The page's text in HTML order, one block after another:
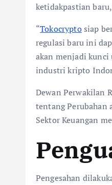
ketidakpastian
“Tokocryptosiap
regulasi baru ini
akan menjadi kunci
industri kripto
Dewan Perwakilan
tentang Perubahan
Sektor Keuangan
Pengesahan